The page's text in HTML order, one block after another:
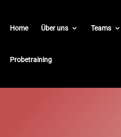
Home Über uns Teams
Probetraining